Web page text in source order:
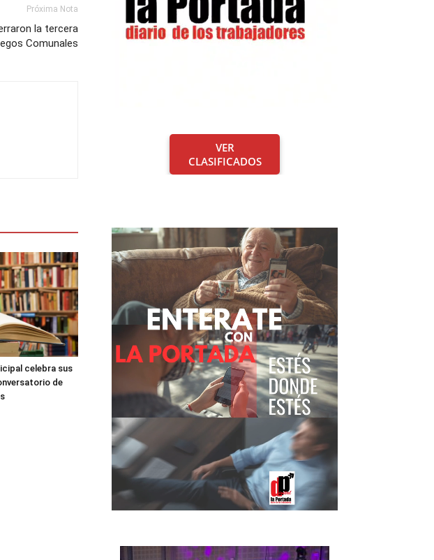
Próxima Nota
la tercera
Comunales
celebra sus
de
VER
CLASIFICADOS